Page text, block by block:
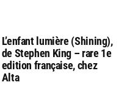
L’enfant lumière (Shining),
de Stephen King – rare 1e
edition française, chez
Alta